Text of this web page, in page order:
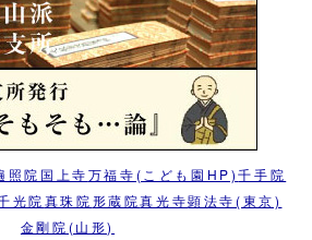
照院 国上寺万福寺(こども園HP)千手院
光院真珠院形蔵院真光寺顕法寺(東京)
金剛院(山形)